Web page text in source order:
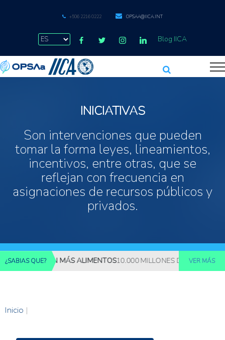
+506 2216 0222 OPSAA@IICA.INT
Blog IICA
INICIATIVAS
Son intervenciones que pueden
tomar la forma leyes, lineamientos,
incentivos, entre otras, que se
reflejan con frecuencia en
asignaciones de recursos públicos y
privados.
¿SABIAS QUE?MÁS ALIMENTOS10.000 MILLONES DE PERSONAS
VER MÁS
Inicio |